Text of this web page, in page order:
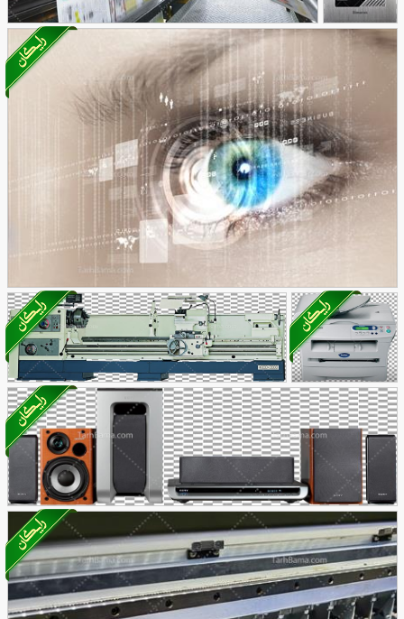
تصویر با
کیفیت
آیفون در
تصویر با کیفیت دستگاه چاپ مجله و روزنامه
در حال کار
33
تصویر با کیفیت چشم دیجیتال
27
عکس با
کیفیت پرینتر
55
تصویر با کیفیت پرینتر های عظیم و با
کیفیت بدون پس زمینه
39
عکس با کیفیت بلندگو و باند
63